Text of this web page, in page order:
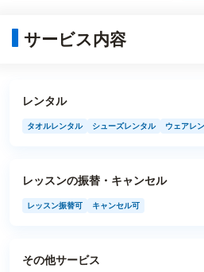
サービス内容
レンタル
タオルレンタル シューズレンタル ウェアレ
レッスンの振替・キャンセル
レッスン振替可 キャンセル可
その他サービス